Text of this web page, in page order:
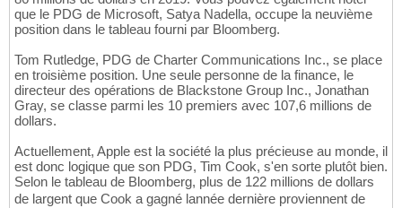
que le PDG de Microsoft, Satya Nadella, occupe la neuvième
position dans le tableau fourni par Bloomberg.
Tom Rutledge, PDG de Charter Communications Inc., se place
en troisième position. Une seule personne de la finance, le
directeur des opérations de Blackstone Group Inc., Jonathan
Gray, se classe parmi les 10 premiers avec 107,6 millions de
dollars.
Actuellement, Apple est la société la plus précieuse au monde, il
est donc logique que son PDG, Tim Cook, s'en sorte plutôt bien.
Selon le tableau de Bloomberg, plus de 122 millions de dollars
de largent que Cook a gagné lannée dernière proviennent de